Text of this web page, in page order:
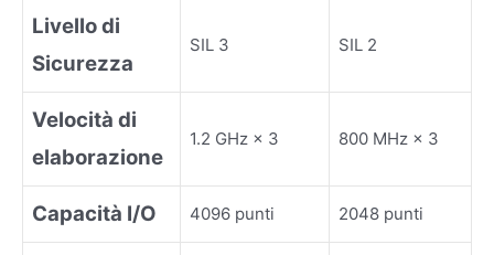
Livello di
Sicurezza
SIL 3 SIL 2
Velocità di
elaborazione
1.2 GHz × 3 800 MHz × 3
Capacità I/O 4096 punti 2048 punti